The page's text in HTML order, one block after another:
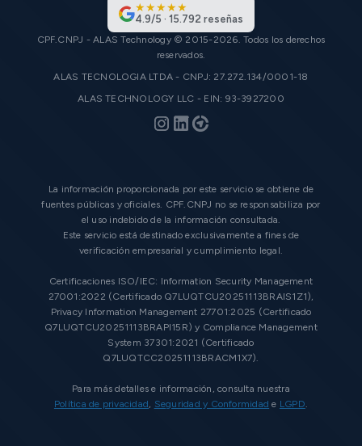
★★★★★
4.9/5 · 15.792 reseñas
CPF.CNPJ - ALAS Technology © 2015-2026. Todos los derechos
reservados.
ALAS TECNOLOGIA LTDA - CNPJ: 27.272.134/0001-18
ALAS TECHNOLOGY LLC - EIN: 93-3927200
La información proporcionada por este servicio se obtiene de
fuentes públicas y oficiales. CPF.CNPJ no se responsabiliza por
el uso indebido de la información consultada.
Este servicio está destinado exclusivamente a fines de
verificación empresarial y cumplimiento legal.
Certificaciones ISO/IEC: Information Security Management
27001:2022 (Certificado Q7LUQTCU20251113BRAIS1Z1),
Privacy Information Management 27701:2025 (Certificado
Q7LUQTCU20251113BRAPI15R) y Compliance Management
System 37301:2021 (Certificado
Q7LUQTCC20251113BRACM1X7).
Para más detalles e información, consulta nuestra
Política de privacidad, Seguridad y Conformidad e LGPD.